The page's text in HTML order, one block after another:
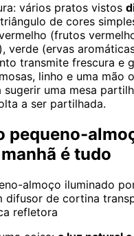
vários pratos vistos
de cores
(frutos
verde (ervas
transmite frescura e
linho e uma mão
uma mesa
a ser partilhada.
pequeno-
é tudo
almoço iluminado
difusor de cortina
refletora